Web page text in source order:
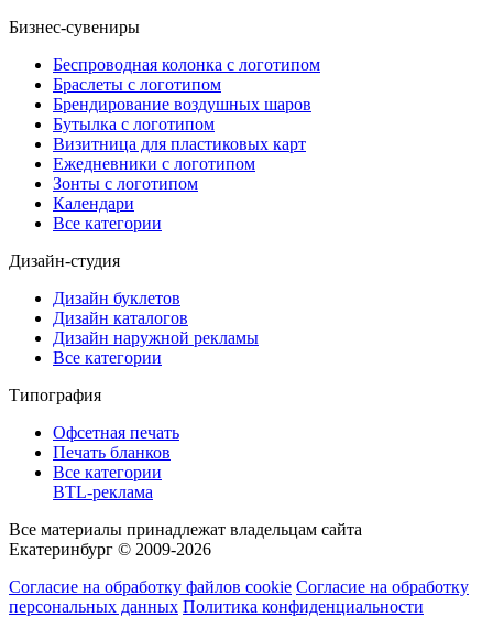
Бизнес-сувениры
Беспроводная колонка с логотипом
Браслеты с логотипом
Брендирование воздушных шаров
Бутылка с логотипом
Визитница для пластиковых карт
Ежедневники с логотипом
Зонты с логотипом
Календари
Все категории
Дизайн-студия
Дизайн буклетов
Дизайн каталогов
Дизайн наружной рекламы
Все категории
Типография
Офсетная печать
Печать бланков
Все категории
BTL-реклама
Все материалы принадлежат владельцам сайта
Екатеринбург © 2009-2026
Согласие на обработку файлов cookie Согласие на обработку
персональных данных Политика конфиденциальности